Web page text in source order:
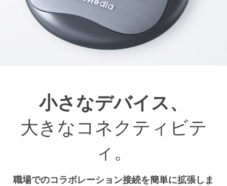
小さなデバイス、
大きなコネクティビテ
ィ。
職場でのコラボレーション接続を簡単に拡張しま